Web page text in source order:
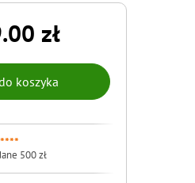
zł
500 zł